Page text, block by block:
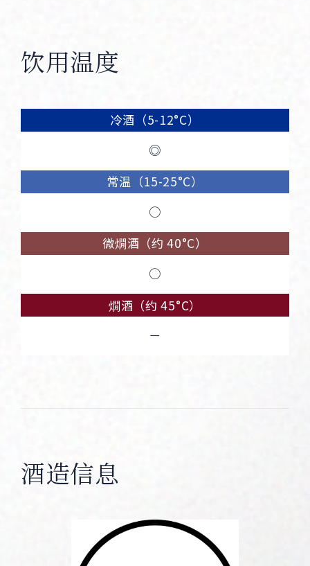
饮用温度
冷酒（5-12°C）
◎
常温（15-25°C）
○
微燗酒（约 40°C）
○
燗酒（约 45°C）
－
酒造信息